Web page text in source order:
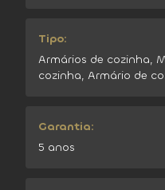
Tipo:
Armários de cozinha,
cozinha, Armário de
Garantia:
5 anos